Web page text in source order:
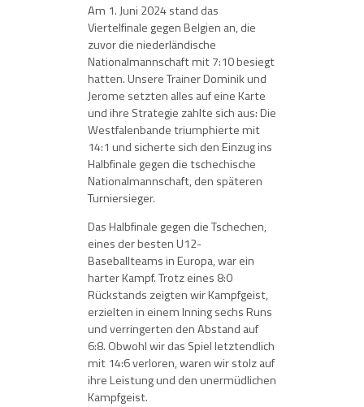
Am 1. Juni 2024 stand das
Viertelfinale gegen Belgien an, die
zuvor die niederländische
Nationalmannschaft mit 7:10 besiegt
hatten. Unsere Trainer Dominik und
Jerome setzten alles auf eine Karte
und ihre Strategie zahlte sich aus: Die
Westfalenbande triumphierte mit
14:1 und sicherte sich den Einzug ins
Halbfinale gegen die tschechische
Nationalmannschaft, den späteren
Turniersieger.
Das Halbfinale gegen die Tschechen,
eines der besten U12-
Baseballteams in Europa, war ein
harter Kampf. Trotz eines 8:0
Rückstands zeigten wir Kampfgeist,
erzielten in einem Inning sechs Runs
und verringerten den Abstand auf
6:8. Obwohl wir das Spiel letztendlich
mit 14:6 verloren, waren wir stolz auf
ihre Leistung und den unermüdlichen
Kampfgeist.